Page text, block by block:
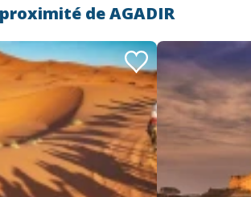
deAGADIR